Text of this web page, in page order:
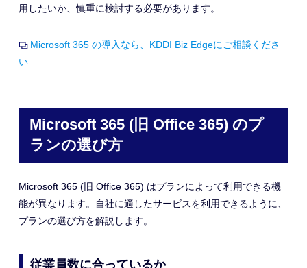
用したいか、慎重に検討する必要があります。
Microsoft 365 の導入なら、KDDI Biz Edgeにご相談くださ
い
Microsoft 365 (旧 Office 365) のプ
ランの選び方
Microsoft 365 (旧 Office 365) はプランによって利用できる機
能が異なります。自社に適したサービスを利用できるように、
プランの選び方を解説します。
従業員数に合っているか